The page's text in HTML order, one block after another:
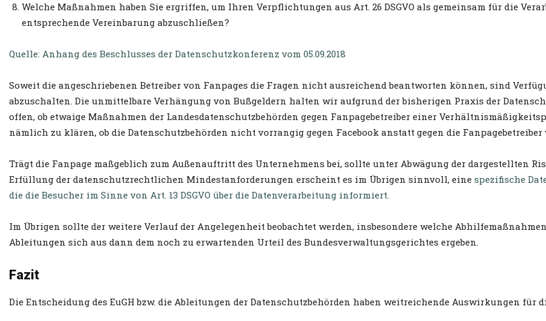
Welche Maßnahmen haben Sie ergriffen, um Ihren Verpflichtungen aus Art. 26 DSGVO als gemeinsam für die
entsprechende Vereinbarung abzuschließen?
Quelle: Anhang des Beschlusses der Datenschutzkonferenz vom 05.09.2018
Soweit die angeschriebenen Betreiber von Fanpages die Fragen nicht ausreichend beantworten können, sind
abzuschalten. Die unmittelbare Verhängung von Bußgeldern halten wir aufgrund der bisherigen Praxis der
offen, ob etwaige Maßnahmen der Landesdatenschutzbehörden gegen Fanpagebetreiber einer
nämlich zu klären, ob die Datenschutzbehörden nicht vorrangig gegen Facebook anstatt gegen die Fanpagebetreiber
Trägt die Fanpage maßgeblich zum Außenauftritt des Unternehmens bei, sollte unter Abwägung der dargestellten
Erfüllung der datenschutzrechtlichen Mindestanforderungen erscheint es im Übrigen sinnvoll, eine spezifische
die die Besucher im Sinne von Art. 13 DSGVO über die Datenverarbeitung informiert.
Im Übrigen sollte der weitere Verlauf der Angelegenheit beobachtet werden, insbesondere welche
Ableitungen sich aus dann dem noch zu erwartenden Urteil des Bundesverwaltungsgerichtes ergeben.
Fazit
Die Entscheidung des EuGH bzw. die Ableitungen der Datenschutzbehörden haben weitreichende Auswirkungen für